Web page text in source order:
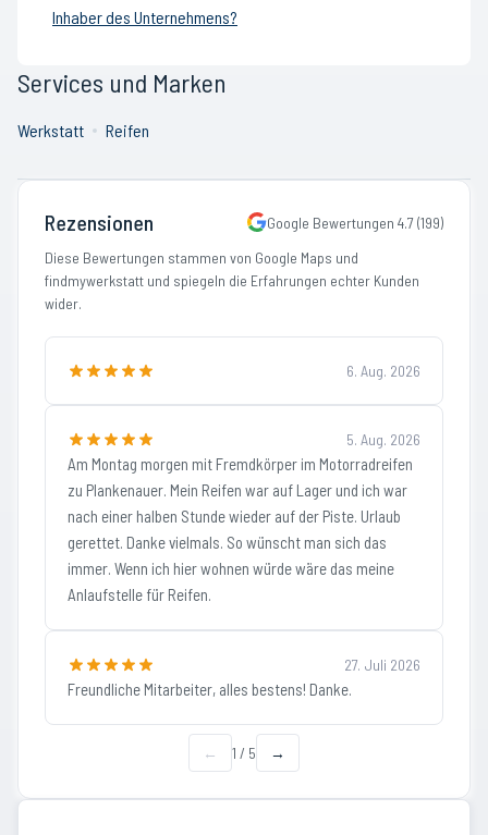
Inhaber des Unternehmens?
Services und Marken
Werkstatt Reifen
Rezensionen Google Bewertungen 4.7(199)
Diese Bewertungen stammen von Google Maps und
findmywerkstatt und spiegeln die Erfahrungen echter Kunden
wider.
6. Aug. 2026
5. Aug. 2026
Am Montag morgen mit Fremdkörper im Motorradreifen
zu Plankenauer. Mein Reifen war auf Lager und ich war
nach einer halben Stunde wieder auf der Piste. Urlaub
gerettet. Danke vielmals. So wünscht man sich das
immer. Wenn ich hier wohnen würde wäre das meine
Anlaufstelle für Reifen.
27. Juli 2026
Freundliche Mitarbeiter, alles bestens! Danke.
← 1 / 5 →